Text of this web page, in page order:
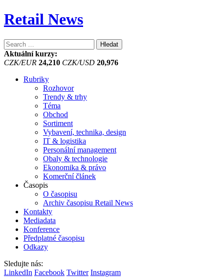
Retail News
Vyhledávání
Aktuální kurzy:
CZK/EUR 24,210 CZK/USD 20,976
Rubriky
Rozhovor
Trendy & trhy
Téma
Obchod
Sortiment
Vybavení, technika, design
IT & logistika
Personální management
Obaly & technologie
Ekonomika & právo
Komerční článek
Časopis
O časopisu
Archiv časopisu Retail News
Kontakty
Mediadata
Konference
Předplatné časopisu
Odkazy
Sledujte nás:
LinkedIn Facebook Twitter Instagram